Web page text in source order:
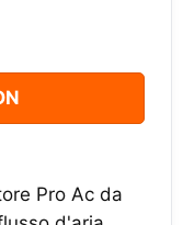
Pro Ac da